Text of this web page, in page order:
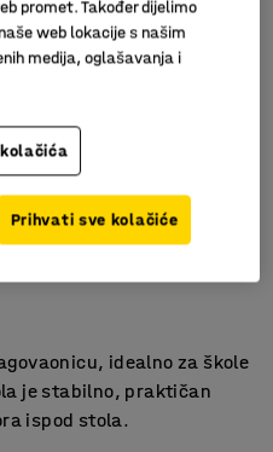
Slični proizvodi
idealno za škole
je stabilno, praktičan
ispod stola.
promet. Također dijelimo
web lokacije s našim
medija, oglašavanja i
Prihvati sve kolačiće